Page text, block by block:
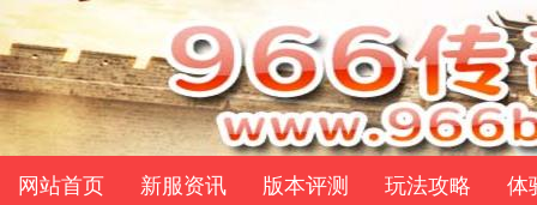
网站首页 新服资讯 版本评测 玩法攻略 体